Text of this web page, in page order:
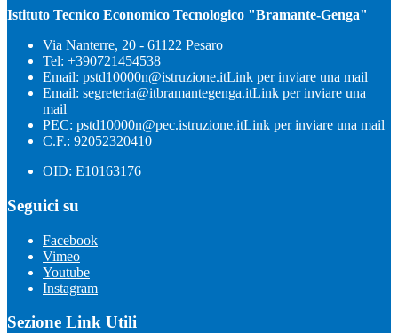
Istituto Tecnico Economico Tecnologico "Bramante-Genga"
Via Nanterre, 20 - 61122 Pesaro
Tel: +390721454538
Email: pstd10000n@istruzione.itLink per inviare una mail
Email: segreteria@itbramantegenga.itLink per inviare una
mail
PEC: pstd10000n@pec.istruzione.itLink per inviare una mail
C.F.: 92052320410
OID: E10163176
Seguici su
Facebook
Vimeo
Youtube
Instagram
Sezione Link Utili